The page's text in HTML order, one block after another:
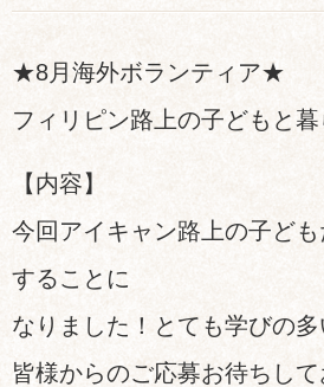
★8月海外ボランティア★
フィリピン路上の子どもと
【内容】
今回アイキャン路上の子ど
することに
なりました！とても学びの
皆様からのご応募お待ちして